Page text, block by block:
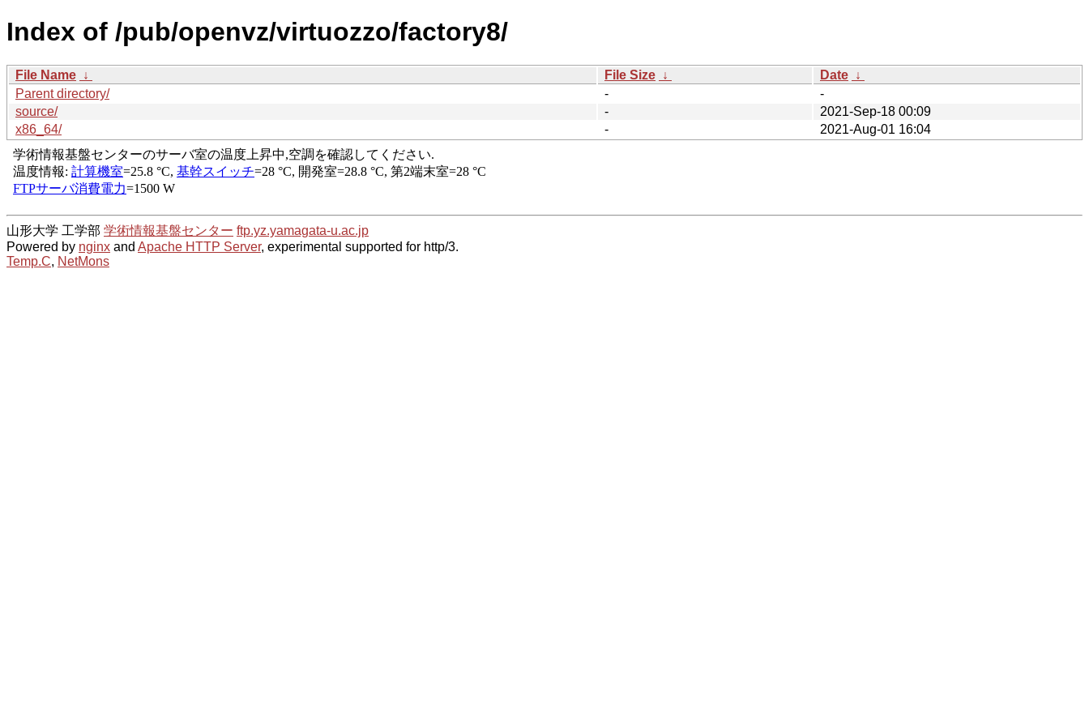
Index of /pub/openvz/virtuozzo/factory8/
File Name ↓ File Size ↓ Date ↓
Parent directory/
-
-
source/
-
2021-Sep-18 00:09
x86_64/
- 2021-Aug-01 16:04
山形大学 工学部 学術情報基盤センター ftp.yz.yamagata-u.ac.jp
Powered by nginx and Apache HTTP Server, experimental supported for http/3.
Temp.C, NetMons